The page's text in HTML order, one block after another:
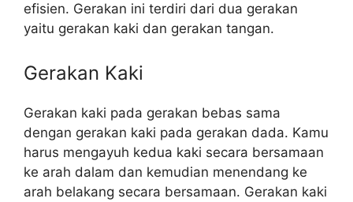
efisien. Gerakan ini terdiri dari dua gerakan
yaitu gerakan kaki dan gerakan tangan.
Gerakan Kaki
Gerakan kaki pada gerakan bebas sama
dengan gerakan kaki pada gerakan dada. Kamu
harus mengayuh kedua kaki secara bersamaan
ke arah dalam dan kemudian menendang ke
arah belakang secara bersamaan. Gerakan kaki